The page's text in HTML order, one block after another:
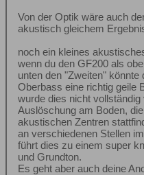
Von der Optik wäre auch
akustisch gleichem
noch ein kleines
wenn du den GF200 als
unten den "Zweiten"
Oberbass eine richtig geile
wurde dies nicht
Auslöschung am Boden,
akustischen Zentren
an verschiedenen Stellen
führt dies zu einem super
und Grundton.
Es geht aber auch deine